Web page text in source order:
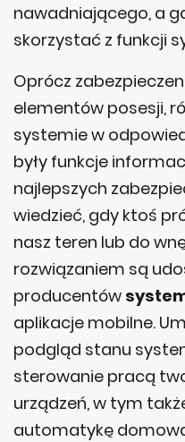
nawadniającego, a
skorzystać z funkcji
Oprócz
elementów posesji,
systemie w
były funkcje
najlepszych
wiedzieć, gdy ktoś
nasz teren lub do
rozwiązaniem są
producentów
aplikacje mobilne.
podgląd stanu
sterowanie pracą
urządzeń, w tym
automatykę